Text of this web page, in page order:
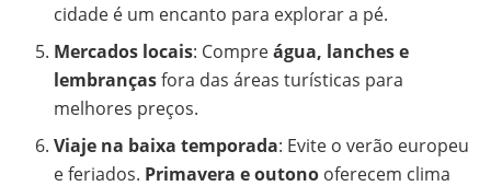
cidade é um encanto para explorar a pé.
Mercados locais: Compreágua, lanches e
lembrançasfora das áreas turísticas para
melhores preços.
Viaje na baixa temporada: Evite o verão europeu
e feriados. Primavera e outono oferecem clima